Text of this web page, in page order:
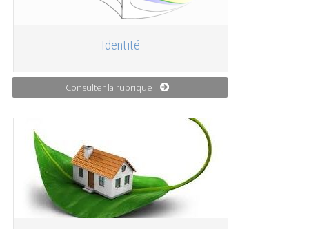
Identité
Consulter la rubrique